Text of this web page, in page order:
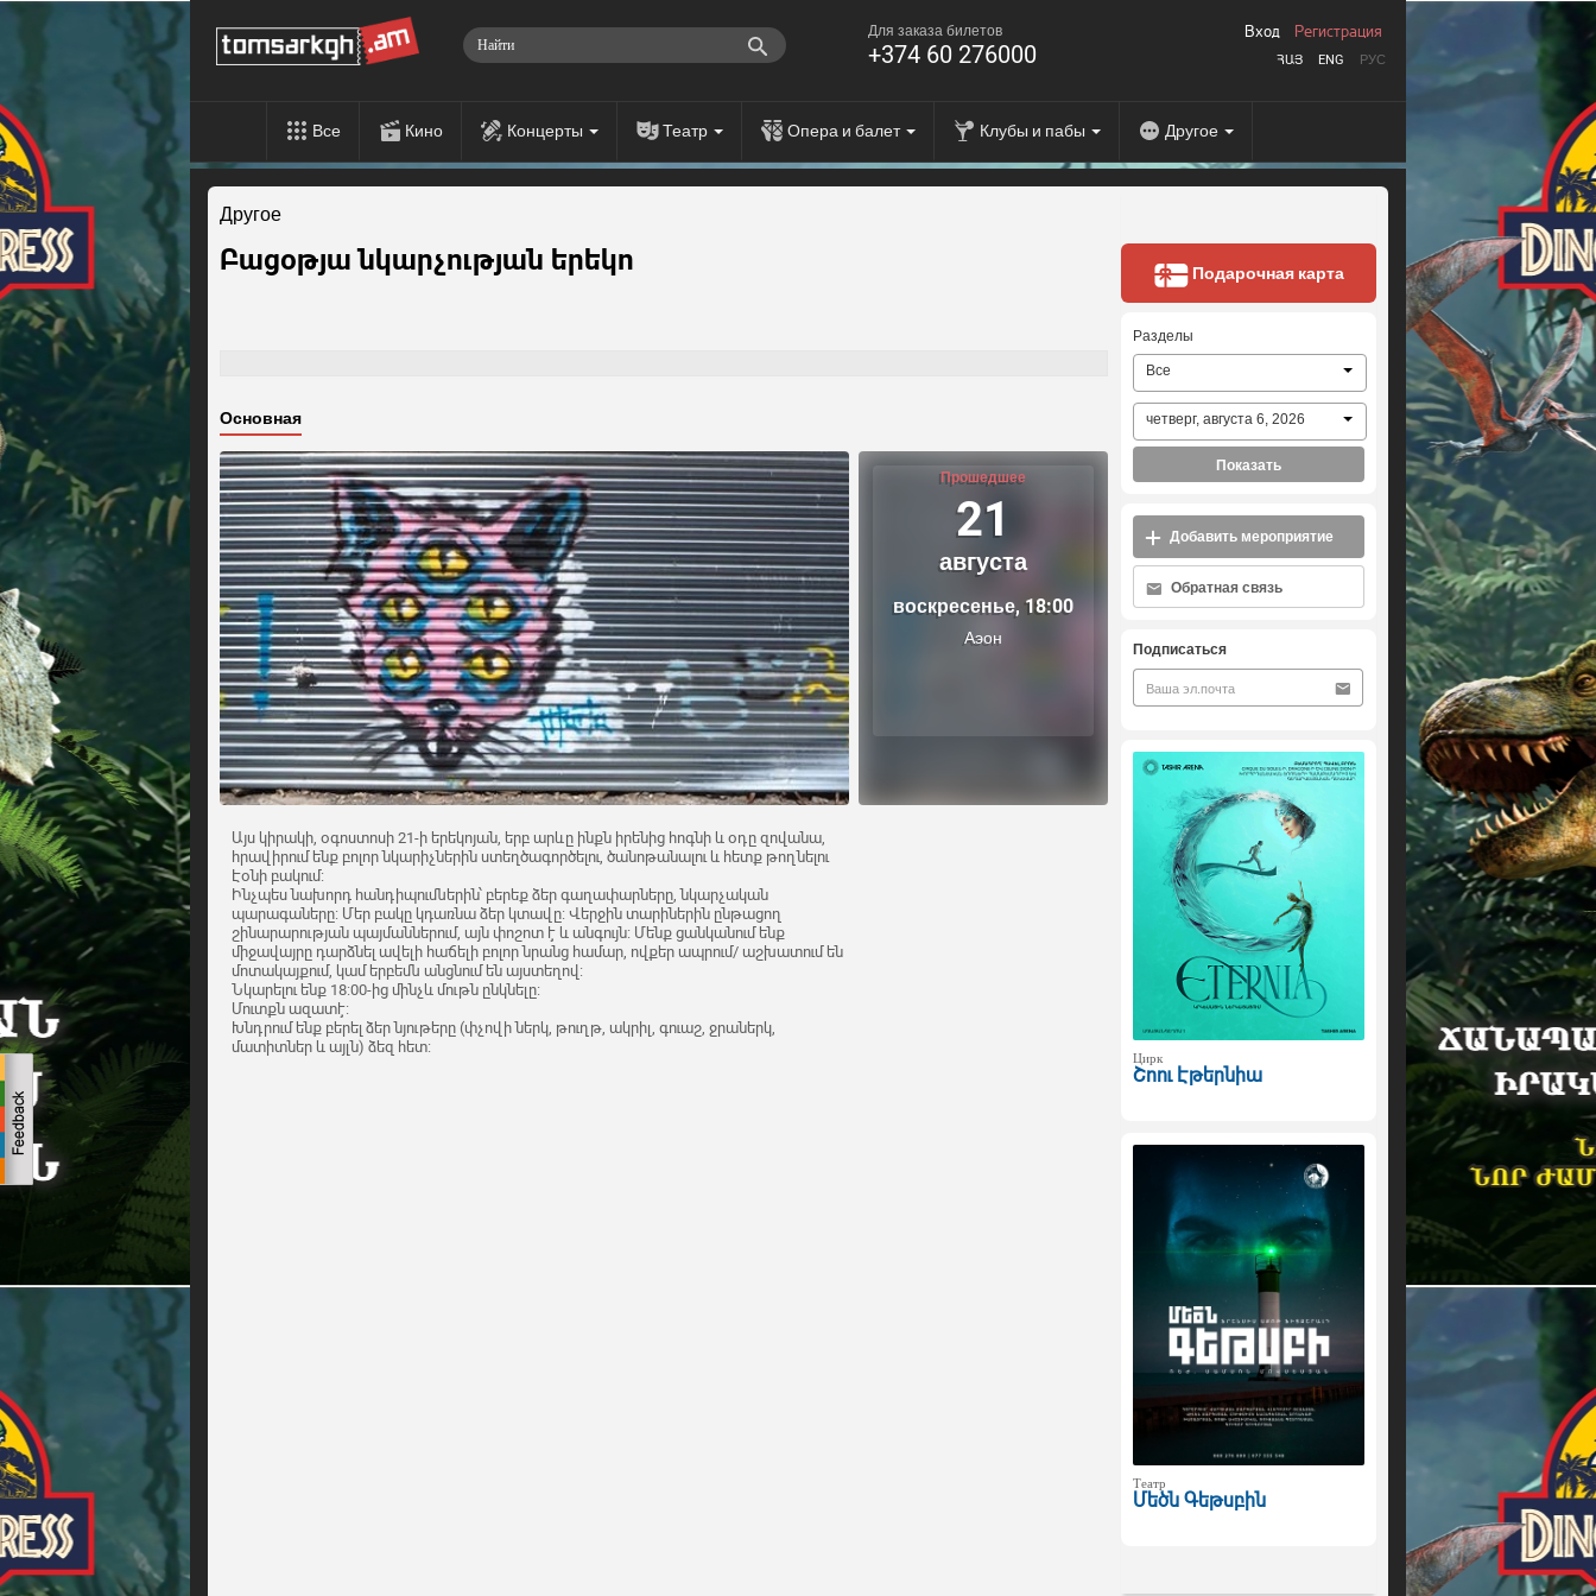
Для заказа билетов
+374 60 276000 ՀԱՅ ENG РУС
Вход Регистрация
Все Кино Концерты Театр Опера и балет Клубы и пабы Другое
Другое
Բացօթյա նկարչության երեկո
Основная
Прошедшее
21
августа
воскресенье, 18:00
Аэон
Այս կիրակի, օգոստոսի 21-ի երեկոյան, երբ արևը ինքն իրենից հոգնի և օդը զովանա,
հրավիրում ենք բոլոր նկարիչներին ստեղծագործելու, ծանոթանալու և հետք թողնելու
Էօնի բակում:
Ինչպես նախորդ հանդիպումներին՝ բերեք ձեր գաղափարները, նկարչական
պարագաները: Մեր բակը կդառնա ձեր կտավը: Վերջին տարիներին ընթացող
շինարարության պայմաններում, այն փոշոտ է և անգույն: Մենք ցանկանում ենք
միջավայրը դարձնել ավելի հաճելի բոլոր նրանց համար, ովքեր ապրում/ աշխատում են
մոտակայքում, կամ երբեմն անցնում են այստեղով:
Նկարելու ենք 18:00-ից մինչև մութն ընկնելը:
Մուտքն ազատէ:
Խնդրում ենք բերել ձեր նյութերը (փչովի ներկ, թուղթ, ակրիլ, գուաշ, ջրաներկ,
մատիտներ և այլն) ձեզ հետ:
Подарочная карта
Разделы
Все
четверг, августа 6, 2026
Показать
Добавить мероприятие
Обратная связь
Подписаться
Цирк
Շոու Էթերնիա
Театр
Մեծն Գեթսբին